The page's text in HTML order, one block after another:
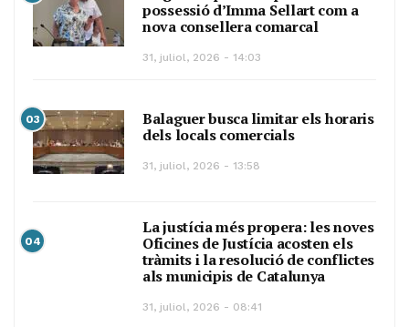
possessió d’Imma Sellart com a
nova consellera comarcal
31, juliol, 2026 - 14:03
03
Balaguer busca limitar els horaris
dels locals comercials
31, juliol, 2026 - 13:58
04
La justícia més propera: les noves
Oficines de Justícia acosten els
tràmits i la resolució de conflictes
als municipis de Catalunya
31, juliol, 2026 - 08:41